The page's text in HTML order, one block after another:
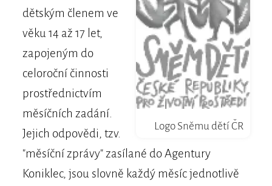
Logo Sněmu dětí ČR
dětským členem ve
věku 14 až 17 let,
zapojeným do
celoroční činnosti
prostřednictvím
měsíčních zadání.
Jejich odpovědi, tzv.
"měsíční zprávy" zasílané do Agentury
Koniklec, jsou slovně každý měsíc jednotlivě